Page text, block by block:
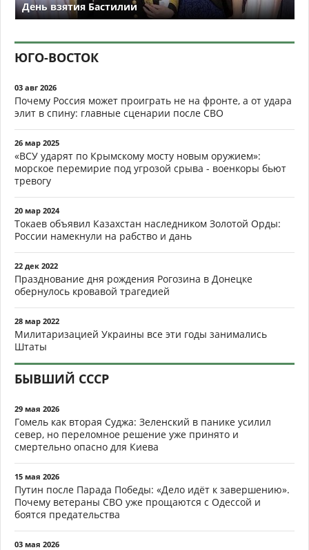
День взятия Бастилии
ЮГО-ВОСТОК
03 авг 2026
Почему Россия может проиграть не на фронте, а от удара
элит в спину: главные сценарии после СВО
26 мар 2025
«ВСУ ударят по Крымскому мосту новым оружием»:
морское перемирие под угрозой срыва - военкоры бьют
тревогу
20 мар 2024
Токаев объявил Казахстан наследником Золотой Орды:
России намекнули на рабство и дань
22 дек 2022
Празднование дня рождения Рогозина в Донецке
обернулось кровавой трагедией
28 мар 2022
Милитаризацией Украины все эти годы занимались
Штаты
БЫВШИЙ СССР
29 мая 2026
Гомель как вторая Суджа: Зеленский в панике усилил
север, но переломное решение уже принято и
смертельно опасно для Киева
15 мая 2026
Путин после Парада Победы: «Дело идёт к завершению».
Почему ветераны СВО уже прощаются с Одессой и
боятся предательства
03 мая 2026